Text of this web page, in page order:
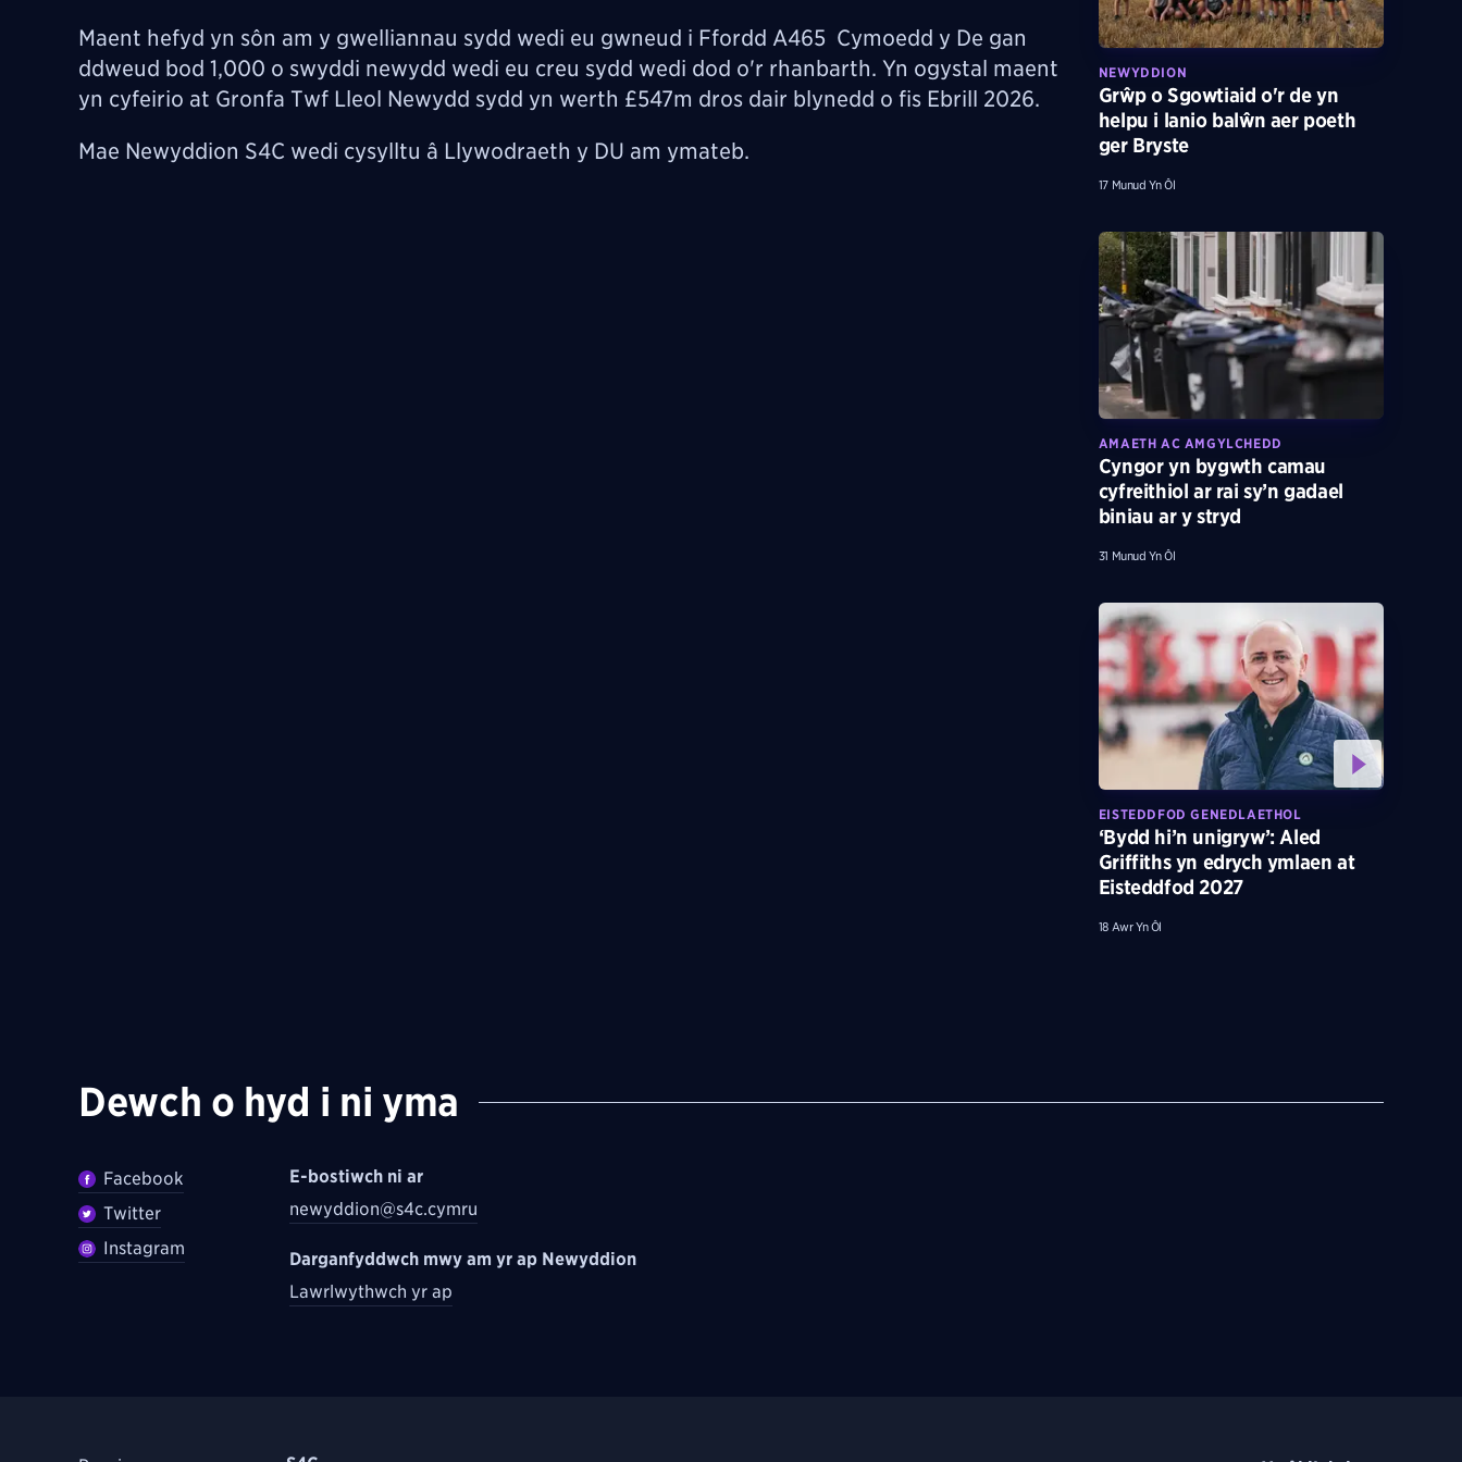
Maent hefyd yn sôn am y gwelliannau sydd wedi eu gwneud i Ffordd A465 Cymoedd y De gan
ddweud bod 1,000 o swyddi newydd wedi eu creu sydd wedi dod o'r rhanbarth. Yn ogystal maent
yn cyfeirio at Gronfa Twf Lleol Newydd sydd yn werth £547m dros dair blynedd o fis Ebrill 2026.
Mae Newyddion S4C wedi cysylltu â Llywodraeth y DU am ymateb.
NEWYDDION
Grŵp o Sgowtiaid o'r de yn
helpu i lanio balŵn aer poeth
ger Bryste
17 Munud Yn Ôl
AMAETH AC AMGYLCHEDD
Cyngor yn bygwth camau
cyfreithiol ar rai sy’n gadael
biniau ar y stryd
31 Munud Yn Ôl
EISTEDDFOD GENEDLAETHOL
‘Bydd hi’n unigryw’: Aled
Griffiths yn edrych ymlaen at
Eisteddfod 2027
18 Awr Yn Ôl
Dewch o hyd i ni yma
Facebook
Twitter
Instagram
E-bostiwch ni ar
newyddion@s4c.cymru
Darganfyddwch mwy am yr ap Newyddion
Lawrlwythwch yr ap